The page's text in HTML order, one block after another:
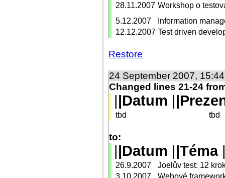
28.11.2007 Workshop o
5.12.2007
Information
12.12.2007 Test driven
Restore
24 September 2007,
Changed lines 21-24
|Datum
tbd tbd
to:
|Datum |Téma
26.9.2007
Joelův test: 12